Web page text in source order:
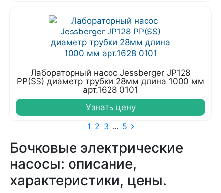
Лабораторный насос Jessberger JP128
PP(SS) диаметр трубки 28мм длина 1000 мм
арт.1628 0101
Узнать цену
1 2 3 ... 5
Бочковые электрические
насосы: описание,
характеристики, цены.